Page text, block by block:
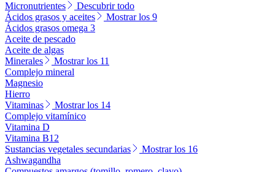
Micronutrientes
Descubrir todo
Ácidos grasos y aceites
Mostrar los 9
Ácidos grasos omega 3
Aceite de pescado
Aceite de algas
Minerales
Mostrar los 11
Complejo mineral
Magnesio
Hierro
Vitaminas
Mostrar los 14
Complejo vitamínico
Vitamina D
Vitamina B12
Sustancias vegetales secundarias
Mostrar los 16
Ashwagandha